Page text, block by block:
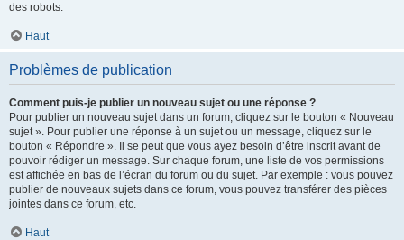
des robots.
Haut
Problèmes de publication
Comment puis-je publier un nouveau sujet ou une réponse ?
Pour publier un nouveau sujet dans un forum, cliquez sur le bouton « Nouveau
sujet ». Pour publier une réponse à un sujet ou un message, cliquez sur le
bouton « Répondre ». Il se peut que vous ayez besoin d’être inscrit avant de
pouvoir rédiger un message. Sur chaque forum, une liste de vos permissions
est affichée en bas de l’écran du forum ou du sujet. Par exemple : vous pouvez
publier de nouveaux sujets dans ce forum, vous pouvez transférer des pièces
jointes dans ce forum, etc.
Haut